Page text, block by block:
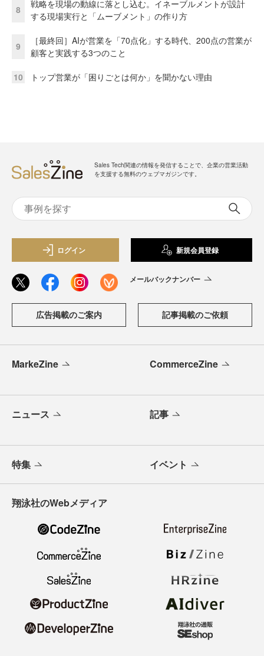
8
戦略を現場の動線に落とし込む。イネーブルメントが設計
する現場実行と「ムーブメント」の作り方
9
［最終回］AIが営業を「70点化」する時代、200点の営業が
顧客と実践する3つのこと
10 トップ営業が「困りごとは何か」を聞かない理由
Sales Tech関連の情報を発信することで、企業の営業活動
を支援する無料のウェブマガジンです。
ログイン 新規会員登録
メールバックナンバー
広告掲載のご案内 記事掲載のご依頼
MarkeZine CommerceZine
ニュース 記事
特集 イベント
翔泳社のWebメディア